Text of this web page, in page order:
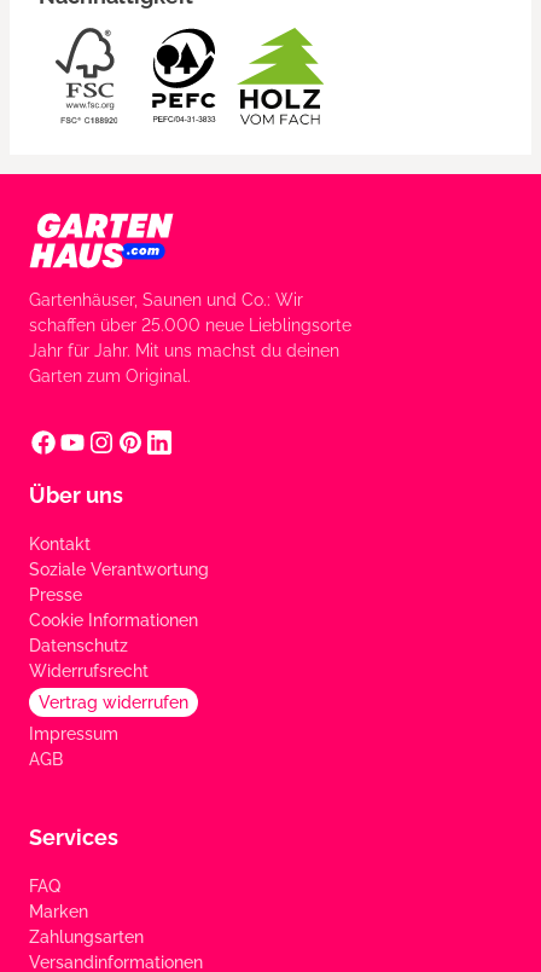
Gartenhäuser, Saunen und Co.: Wir
schaffen über 25.000 neue Lieblingsorte
Jahr für Jahr. Mit uns machst du deinen
Garten zum Original.
Über uns
Kontakt
Soziale Verantwortung
Presse
Cookie Informationen
Datenschutz
Widerrufsrecht
Vertrag widerrufen
Impressum
AGB
Services
FAQ
Marken
Zahlungsarten
Versandinformationen